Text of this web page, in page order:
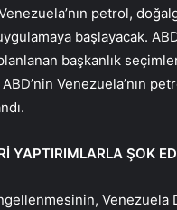
Venezuela’nın petrol,
başlayacak.
başkanlık
Venezuela’nın
YAPTIRIMLARLA ŞOK